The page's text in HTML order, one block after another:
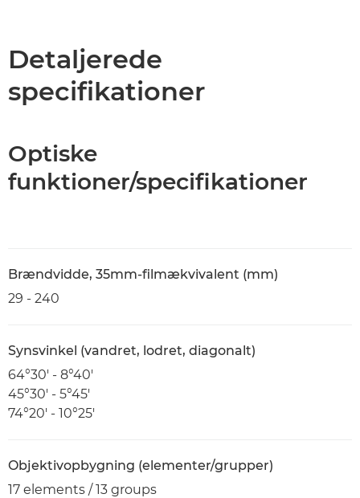
Detaljerede
specifikationer
Optiske
funktioner/specifikationer
Brændvidde, 35mm-filmækvivalent (mm)
29 - 240
Synsvinkel (vandret, lodret, diagonalt)
64°30′ - 8°40′
45°30′ - 5°45′
74°20′ - 10°25′
Objektivopbygning (elementer/grupper)
17 elements / 13 groups